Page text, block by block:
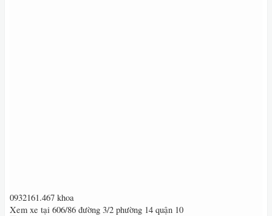
0932161.467 khoa
Xem xe tại 606/86 đường 3/2 phường 14 quận 10